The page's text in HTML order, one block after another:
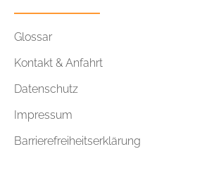
Glossar
Kontakt & Anfahrt
Datenschutz
Impressum
Barrierefreiheitserklärung